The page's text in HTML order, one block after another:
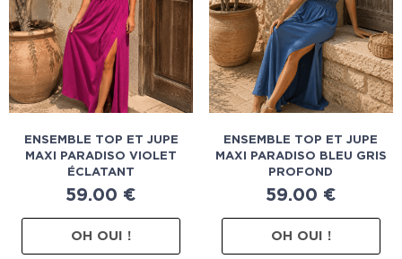
ENSEMBLE TOP ET JUPE
MAXI PARADISO VIOLET
ÉCLATANT
59.00 €
OH OUI !
ENSEMBLE TOP ET JUPE
MAXI PARADISO BLEU GRIS
PROFOND
59.00 €
OH OUI !